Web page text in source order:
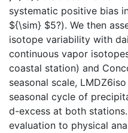
systematic positive bias
${\sim} $5?). We then
isotope variability with
continuous vapor
coastal station) and
seasonal scale,
seasonal cycle of
d-excess at both
evaluation to physical